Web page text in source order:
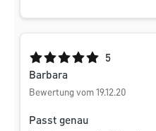
Durchschnittliche5
Barbara
Bewertung vom 19.12.20
Passt genau